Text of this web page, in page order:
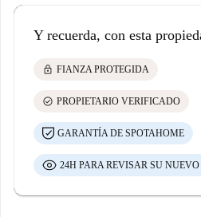
Y recuerda, con esta
lock FIANZA PROTEGIDA
check_circle PROPIETARIO VERIFICADO
GARANTÍA DE SPOTAHOME
24H PARA REVISAR SU